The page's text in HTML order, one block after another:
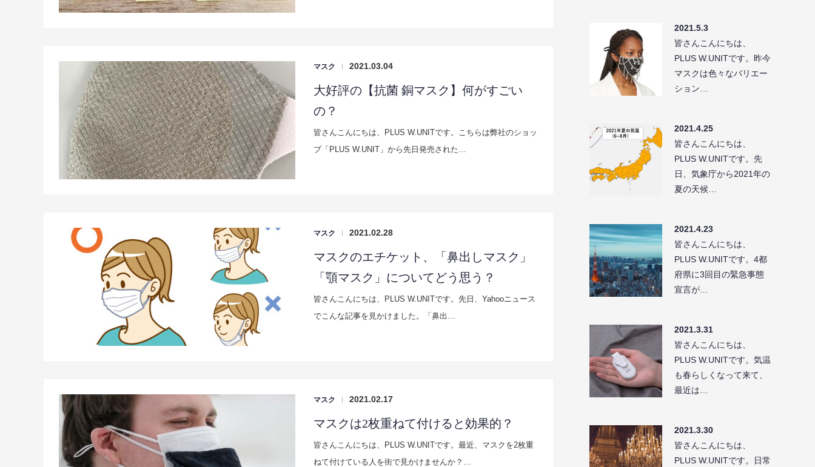
マスク | 2021.03.04
大好評の【抗菌 銅マスク】何がすごい
の？
皆さんこんにちは、PLUS W.UNITです。こちらは弊社のショッ
プ「PLUS W.UNIT」から先日発売された…
マスク | 2021.02.28
マスクのエチケット、「鼻出しマスク」
「顎マスク」についてどう思う？
皆さんこんにちは、PLUS W.UNITです。先日、Yahooニュース
でこんな記事を見かけました。「鼻出…
マスク | 2021.02.17
マスクは2枚重ねて付けると効果的？
皆さんこんにちは、PLUS W.UNITです。最近、マスクを2枚重
ねて付けている人を街で見かけませんか？…
2021.5.3
皆さんこんにちは、
PLUS W.UNITです。昨今
マスクは色々なバリエー
ション…
2021.4.25
皆さんこんにちは、
PLUS W.UNITです。先
日、気象庁から2021年の
夏の天候…
2021.4.23
皆さんこんにちは、
PLUS W.UNITです。4都
府県に3回目の緊急事態
宣言が…
2021.3.31
皆さんこんにちは、
PLUS W.UNITです。気温
も春らしくなって来て、
最近は…
2021.3.30
皆さんこんにちは、
PLUS W.UNITです。日常